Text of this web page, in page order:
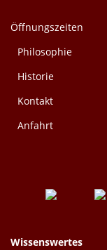
Öffnungszeiten
Philosophie
Historie
Kontakt
Anfahrt
Wissenswertes